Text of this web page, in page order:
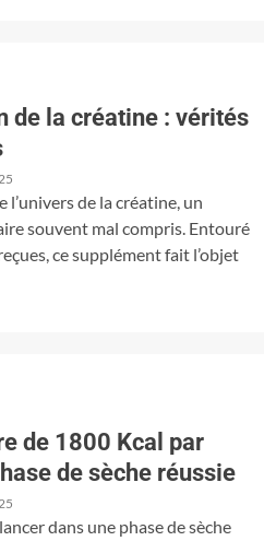
de la créatine : vérités
de la créatine, un
souvent mal compris. Entouré
ce supplément fait l’objet
de 1800 Kcal par
de sèche réussie
dans une phase de sèche